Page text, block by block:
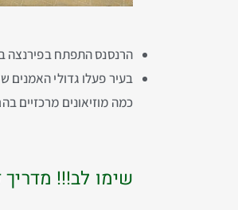
הרנסנס התפתח בפירנצה במהלך המאה ה-15 והגיע
בעיר פעלו גדולי האמנים
כמה מוזיאונים מרכזיים
שימו לב!!!